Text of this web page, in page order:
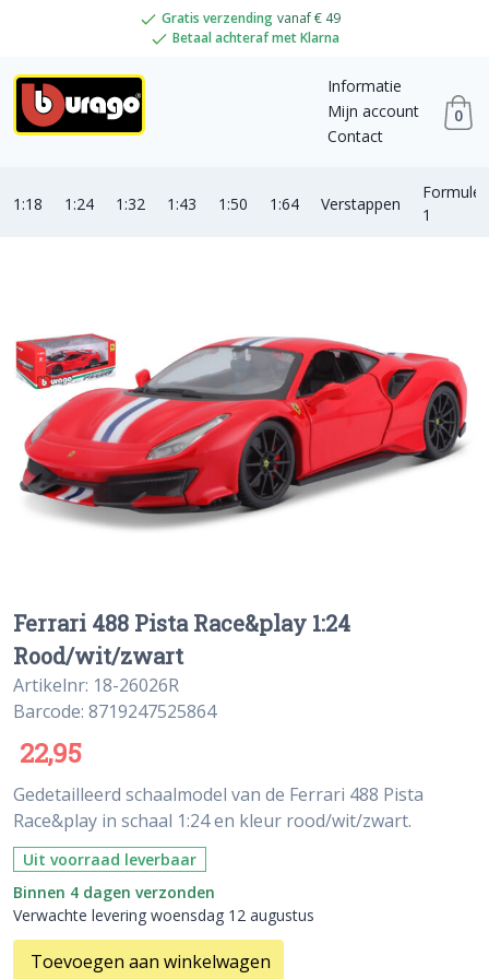
Gratis verzending vanaf € 49
Betaal achteraf met Klarna
Informatie
Mijn account
Contact
0
1:18 1:24 1:32 1:43 1:50 1:64 Verstappen
Formule
1
Ferrari 488 Pista Race&play 1:24
Rood/wit/zwart
Artikelnr: 18-26026R
Barcode: 8719247525864
22,95
Gedetailleerd schaalmodel van de Ferrari 488 Pista
Race&play in schaal 1:24 en kleur rood/wit/zwart.
Uit voorraad leverbaar
Binnen 4 dagen verzonden
Verwachte levering woensdag 12 augustus
Toevoegen aan winkelwagen